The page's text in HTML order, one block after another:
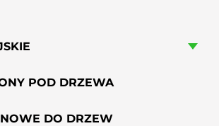
POD DRZEWA
DO DRZEW